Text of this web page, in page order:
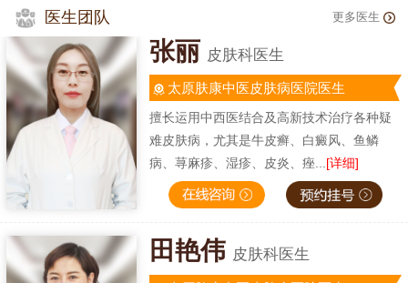
医生团队 更多医生
张丽 皮肤科医生
太原肤康中医皮肤病医院医生
擅长运用中西医结合及高新技术治疗各种疑
难皮肤病，尤其是牛皮癣、白癜风、鱼鳞
病、荨麻疹、湿疹、皮炎、痤... [详细]
田艳伟 皮肤科医生